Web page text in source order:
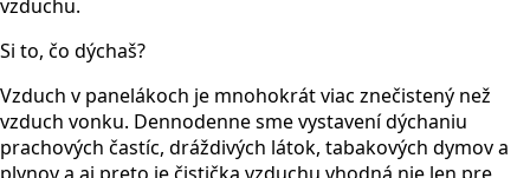
vzduchu.
Si to, čo dýchaš?
Vzduch v panelákoch je mnohokrát viac znečistený než
vzduch vonku. Dennodenne sme vystavení dýchaniu
prachových častíc, dráždivých látok, tabakových dymov a